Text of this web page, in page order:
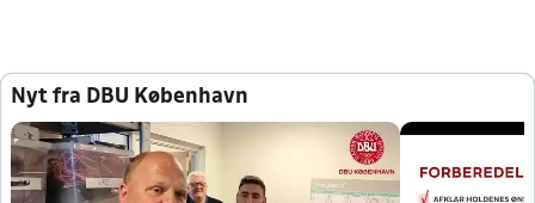
Nyt fra DBU København